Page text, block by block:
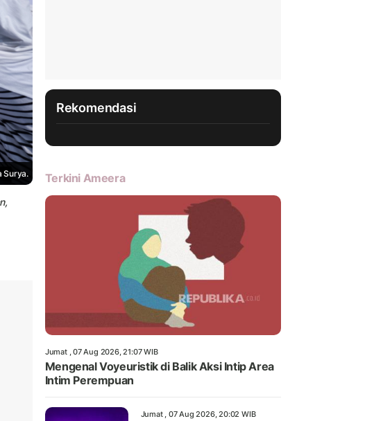
Surya.
Rekomendasi
Terkini Ameera
Jumat , 07 Aug 2026, 21:07 WIB
Mengenal Voyeuristik di Balik Aksi Intip Area
Intim Perempuan
Jumat , 07 Aug 2026, 20:02 WIB